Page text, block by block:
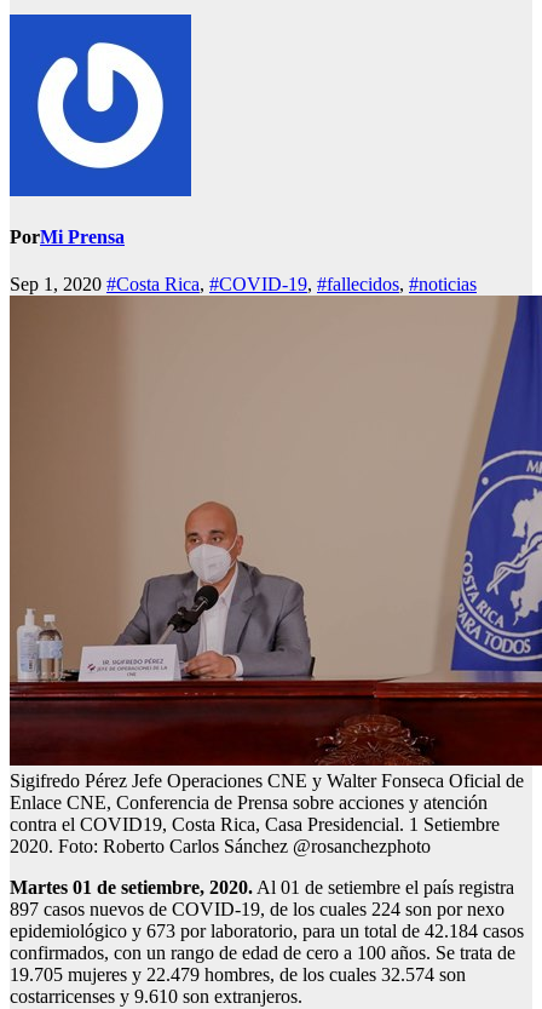
PorMi Prensa
Sep 1, 2020 #Costa Rica, #COVID-19, #fallecidos, #noticias
Sigifredo Pérez Jefe Operaciones CNE y Walter Fonseca Oficial de
Enlace CNE, Conferencia de Prensa sobre acciones y atención
contra el COVID19, Costa Rica, Casa Presidencial. 1 Setiembre
2020. Foto: Roberto Carlos Sánchez @rosanchezphoto
Martes 01 de setiembre, 2020.Al 01 de setiembre el país registra
897 casos nuevos de COVID-19, de los cuales 224 son por nexo
epidemiológico y 673 por laboratorio, para un total de 42.184 casos
confirmados, con un rango de edad de cero a 100 años. Se trata de
19.705 mujeres y 22.479 hombres, de los cuales 32.574 son
costarricenses y 9.610 son extranjeros.